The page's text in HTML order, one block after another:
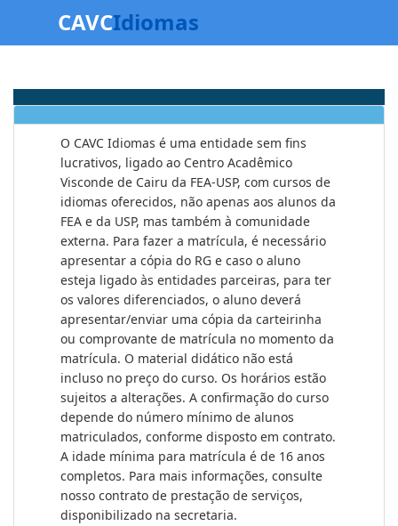
CAVCIdiomas
O CAVC Idiomas é uma entidade sem fins
lucrativos, ligado ao Centro Acadêmico
Visconde de Cairu da FEA-USP, com cursos de
idiomas oferecidos, não apenas aos alunos da
FEA e da USP, mas também à comunidade
externa. Para fazer a matrícula, é necessário
apresentar a cópia do RG e caso o aluno
esteja ligado às entidades parceiras, para ter
os valores diferenciados, o aluno deverá
apresentar/enviar uma cópia da carteirinha
ou comprovante de matrícula no momento da
matrícula. O material didático não está
incluso no preço do curso. Os horários estão
sujeitos a alterações. A confirmação do curso
depende do número mínimo de alunos
matriculados, conforme disposto em contrato.
A idade mínima para matrícula é de 16 anos
completos. Para mais informações, consulte
nosso contrato de prestação de serviços,
disponibilizado na secretaria.